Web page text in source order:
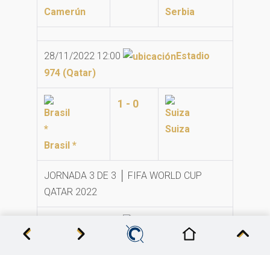
Camerún Serbia
28/11/2022 12:00
Estadio
974 (Qatar)
Brasil *
1 - 0
Suiza
JORNADA 3 DE 3 │ FIFA WORLD CUP
QATAR 2022
974 (Qatar)